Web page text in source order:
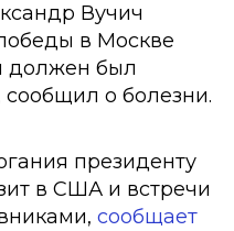
Вучич
в Москве
должен был
сообщил о болезни.
президенту
в США и встречи
сообщает